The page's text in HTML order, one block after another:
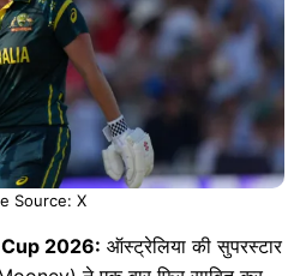
Source: X
2026: ऑस्ट्रेलिया की सुपरस्टार